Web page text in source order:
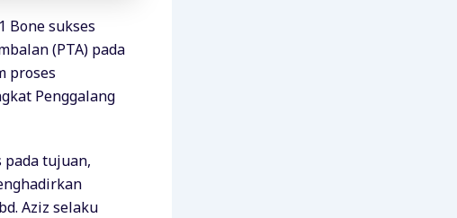
Bone sukses
(PTA) pada
proses
Penggalang
pada tujuan,
Aziz selaku